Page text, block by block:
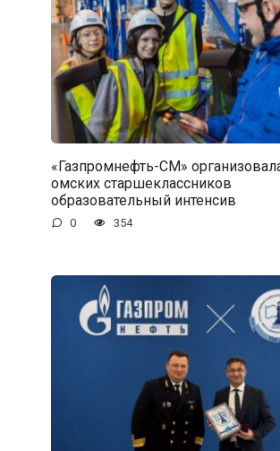
«Газпромнефть-СМ»
омских старшеклассников
образовательный интенсив
0 354